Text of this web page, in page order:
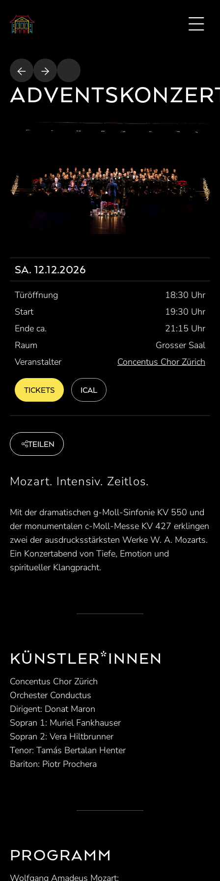
SA. 12.12.2026
Türöffnung
18:30 Uhr
Start
19:30 Uhr
Ende ca.
21:15 Uhr
Raum
Grosser Saal
Veranstalter
Concentus Chor Zürich
TICKETS ICAL
TEILEN
Mozart. Intensiv. Zeitlos.
Mit der dramatischen g-Moll-Sinfonie KV 550 und
der monumentalen c-Moll-Messe KV 427 erklingen
zwei der ausdrucksstärksten Werke W. A. Mozarts.
Ein Konzertabend von Tiefe, Emotion und
spiritueller Klangpracht.
KÜNSTLER*INNEN
Concentus Chor Zürich
Orchester Conductus
Dirigent: Donat Maron
Sopran 1: Muriel Fankhauser
Sopran 2: Vera Hiltbrunner
Tenor: Tamás Bertalan Henter
Bariton: Piotr Prochera
PROGRAMM
Wolfgang Amadeus Mozart: